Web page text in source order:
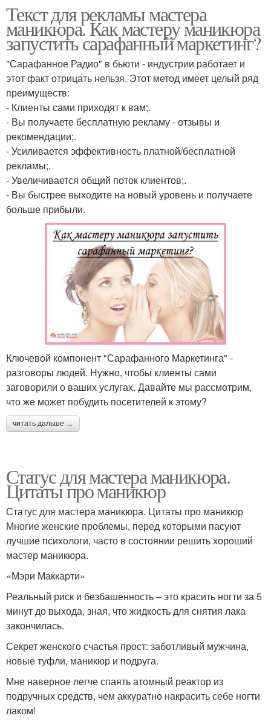
Текст для рекламы мастера
маникюра. Как мастеру маникюра
запустить сарафанный маркетинг?
"Сарафанное Радио" в бьюти - индустрии работает и
этот факт отрицать нельзя. Этот метод имеет целый ряд
преимуществ:
- Клиенты сами приходят к вам;.
- Вы получаете бесплатную рекламу - отзывы и
рекомендации;.
- Усиливается эффективность платной/бесплатной
рекламы;.
- Увеличивается общий поток клиентов;.
- Вы быстрее выходите на новый уровень и получаете
больше прибыли.
Ключевой компонент "Сарафанного Маркетинга" -
разговоры людей. Нужно, чтобы клиенты сами
заговорили о ваших услугах. Давайте мы рассмотрим,
что же может побудить посетителей к этому?
читать дальше →
Статус для мастера маникюра.
Цитаты про маникюр
Статус для мастера маникюра. Цитаты про маникюр
Многие женские проблемы, перед которыми пасуют
лучшие психологи, часто в состоянии решить хороший
мастер маникюра.
«Мэри Маккарти»
Реальный риск и безбашенность – это красить ногти за 5
минут до выхода, зная, что жидкость для снятия лака
закончилась.
Секрет женского счастья прост: заботливый мужчина,
новые туфли, маникюр и подруга.
Мне наверное легче спаять атомный реактор из
подручных средств, чем аккуратно накрасить себе ногти
лаком!